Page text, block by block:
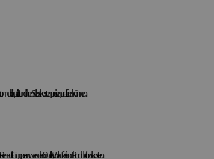
und ihren Selbstkostenpreisen profitieren können.
Renault-Gruppe anwenden: Qualität, Vorlaufzeit und Produktionskosten.